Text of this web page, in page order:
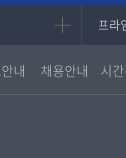
프라
프
평
내 채용안내 시